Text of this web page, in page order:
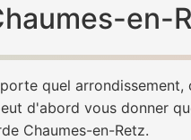
en-
quel
d'abord vous donner
Chaumes-en-Retz.